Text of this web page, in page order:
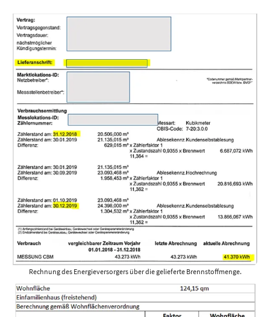
Rechnung des Energieversorgers über die gelieferte Brennstoffmenge.